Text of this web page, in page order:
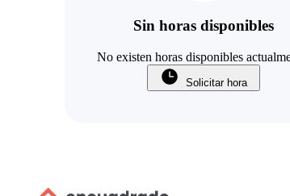
Sin horas disponibles
No existen horas disponibles
Solicitar hora